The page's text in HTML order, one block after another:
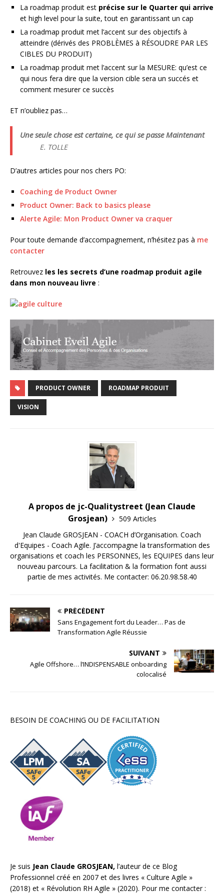
La roadmap produit est précise sur le Quarter qui arrive
et high level pour la suite, tout en garantissant un cap
La roadmap produit met l’accent sur des objectifs à
atteindre (dérivés des PROBLÈMES à RÉSOUDRE PAR LES
CIBLES DU PRODUIT)
La roadmap produit met l’accent sur la MESURE: qu’est ce
qui nous fera dire que la version cible sera un succés et
comment mesurer ce succès
ET n’oubliez pas…
Une seule chose est certaine, ce qui se passe Maintenant
E. TOLLE
D’autres articles pour nos chers PO:
Coaching de Product Owner
Product Owner: Back to basics please
Alerte Agile: Mon Product Owner va craquer
Pour toute demande d’accompagnement, n’hésitez pas à me
contacter
Retrouvez les les secrets d’une roadmap produit agile
dans mon nouveau livre :
PRODUCT OWNER ROADMAP PRODUIT
VISION
A propos de jc-Qualitystreet (Jean Claude
Grosjean)
509 Articles
Jean Claude GROSJEAN - COACH d’Organisation. Coach
d'Equipes - Coach Agile. J’accompagne la transformation des
organisations et coach les PERSONNES, les EQUIPES dans leur
nouveau parcours. La facilitation & la formation font aussi
partie de mes activités. Me contacter: 06.20.98.58.40
PRÉCÉDENT
Sans Engagement fort du Leader… Pas de
Transformation Agile Réussie
SUIVANT
Agile Offshore… l’INDISPENSABLE onboarding
colocalisé
BESOIN DE COACHING OU DE FACILITATION
Je suis Jean Claude GROSJEAN, l’auteur de ce Blog
Professionnel créé en 2007 et des livres « Culture Agile »
(2018) et « Révolution RH Agile » (2020). Pour me contacter :